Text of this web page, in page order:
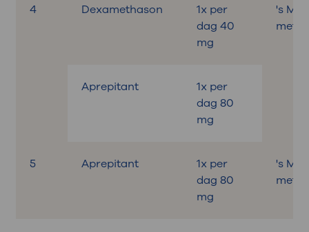
4 Dexamethason
1x per
dag 40
mg
's
met
Aprepitant
1x per
dag 80
mg
5 Aprepitant
1x per
dag 80
mg
's
met